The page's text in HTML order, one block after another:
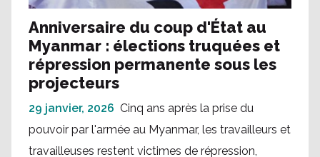
Anniversaire du coup d'État au
Myanmar : élections truquées et
répression permanente sous les
projecteurs
29 janvier, 2026 Cinq ans après la prise du
pouvoir par l'armée au Myanmar, les travailleurs et
travailleuses restent victimes de répression,